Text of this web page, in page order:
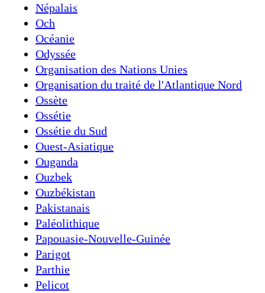
Népalais
Och
Océanie
Odyssée
Organisation des Nations Unies
Organisation du traité de l'Atlantique Nord
Ossète
Ossétie
Ossétie du Sud
Ouest-Asiatique
Ouganda
Ouzbek
Ouzbékistan
Pakistanais
Paléolithique
Papouasie-Nouvelle-Guinée
Parigot
Parthie
Pelicot